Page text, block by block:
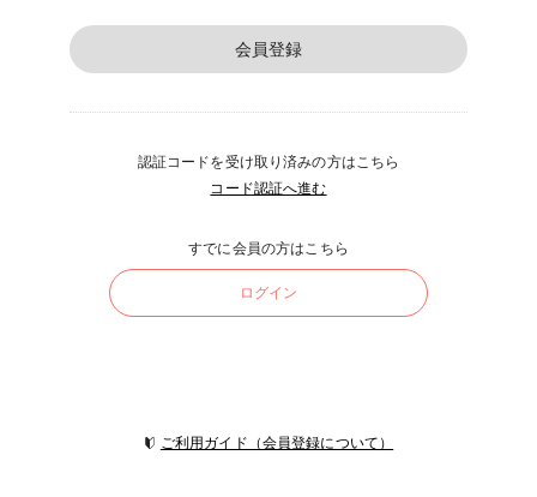
会員登録
認証コードを受け取り済みの方はこちら
コード認証へ進む
すでに会員の方はこちら
ログイン
ご利用ガイド（会員登録について）